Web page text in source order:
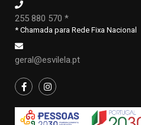
255 880 570 *
* Chamada para Rede Fixa Nacional
geral@esvilela.pt